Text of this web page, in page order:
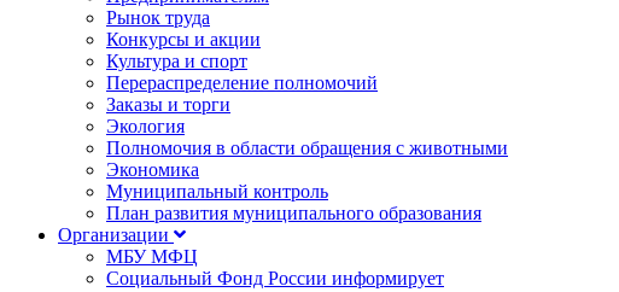
Рынок труда
Конкурсы и акции
Культура и спорт
Перераспределение полномочий
Заказы и торги
Экология
Полномочия в области обращения с животными
Экономика
Муниципальный контроль
План развития муниципального образования
Организации
МБУ МФЦ
Социальный Фонд России информирует